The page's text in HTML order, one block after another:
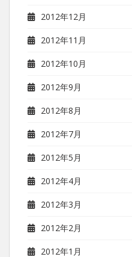
2012年12月
2012年11月
2012年10月
2012年9月
2012年8月
2012年7月
2012年5月
2012年4月
2012年3月
2012年2月
2012年1月